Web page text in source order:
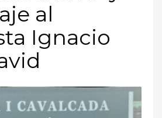
al
Ignacio